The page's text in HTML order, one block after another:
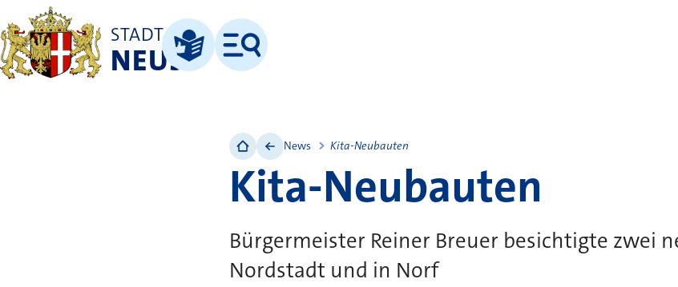
STADT
NEUSSLeichte Sprache
Menü
News Kita-Neubauten
Kita-Neubauten
Bürgermeister Reiner Breuer besichtigte zwei
Nordstadt und in Norf